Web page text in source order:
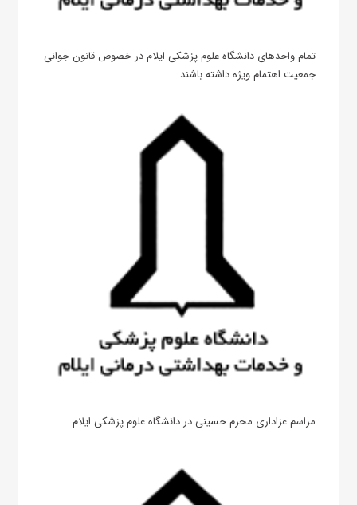
تمام واحدهای دانشگاه علوم پزشکی ایلام در خصوص قانون جوانی
جمعیت اهتمام ویژه داشته باشند
مراسم عزاداری محرم حسینی در دانشگاه علوم پزشکی ایلام